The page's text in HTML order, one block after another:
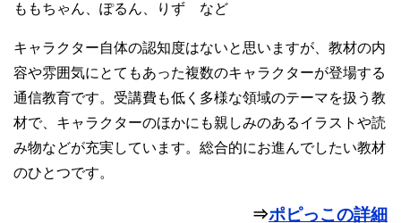
ももちゃん、ぽるん、りず など
キャラクター自体の認知度はないと思いますが、教材の内
容や雰囲気にとてもあった複数のキャラクターが登場する
通信教育です。受講費も低く多様な領域のテーマを扱う教
材で、キャラクターのほかにも親しみのあるイラストや読
み物などが充実しています。総合的にお進んでしたい教材
のひとつです。
⇒ポピっこの詳細